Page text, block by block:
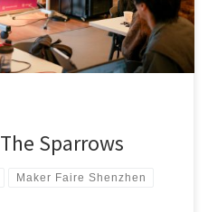
Sparrows
Maker Faire Shenzhen